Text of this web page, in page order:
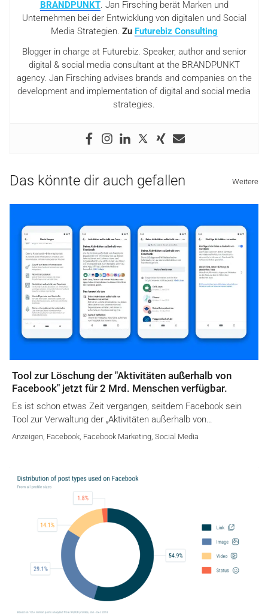
BRANDPUNKT. Jan Firsching berät Marken und
Unternehmen bei der Entwicklung von digitalen und Social
Media Strategien. Zu Futurebiz Consulting
Blogger in charge at Futurebiz. Speaker, author and senior
digital & social media consultant at the BRANDPUNKT
agency. Jan Firsching advises brands and companies on the
development and implementation of digital and social media
strategies.
Das könnte dir auch gefallen Weitere
Tool zur Löschung der "Aktivitäten außerhalb von
Facebook" jetzt für 2 Mrd. Menschen verfügbar.
Es ist schon etwas Zeit vergangen, seitdem Facebook sein
Tool zur Verwaltung der „Aktivitäten außerhalb von…
Anzeigen Facebook Facebook Marketing Social Media